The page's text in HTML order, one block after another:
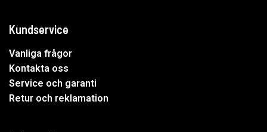
Kundservice
Vanliga frågor
Kontakta oss
Service och garanti
Retur och reklamation